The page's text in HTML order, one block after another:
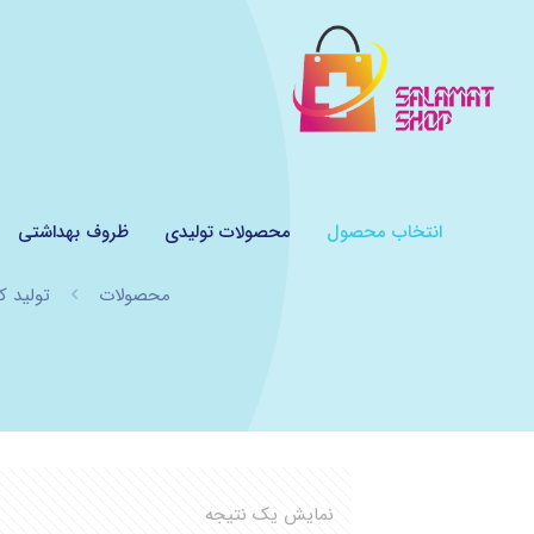
انتخاب محصول محصولات تولیدی ظروف بهداشتی
محصولات
نمایش یک نتیجه